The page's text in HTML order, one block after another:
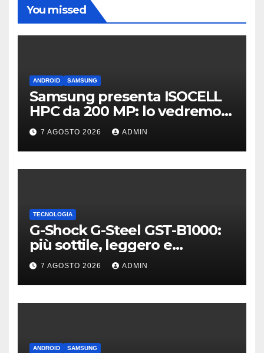
You missed
ANDROID SAMSUNG
Samsung presenta ISOCELL
HPC da 200 MP: lo vedremo
sui Galaxy S27?
7 AGOSTO 2026 ADMIN
TECNOLOGIA
G-Shock G-Steel GST-B1000:
più sottile, leggero e
connesso
7 AGOSTO 2026 ADMIN
ANDROID SAMSUNG